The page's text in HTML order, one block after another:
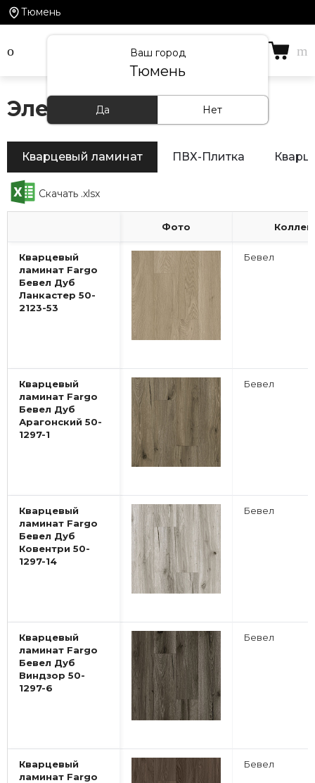
Тюмень
Ваш город
Тюмень
Да Нет
Электронный каталог
Кварцевый ламинат ПВХ-Плитка
Скачать .xlsx
Фото
Кварцевый
ламинат Fargo
Бевел Дуб
Ланкастер 50-
2123-53
Бевел
Кварцевый
ламинат Fargo
Бевел Дуб
Арагонский 50-
1297-1
Бевел
Кварцевый
ламинат Fargo
Бевел Дуб
Ковентри 50-
1297-14
Бевел
Кварцевый
ламинат Fargo
Бевел Дуб
Виндзор 50-
1297-6
Бевел
Кварцевый
ламинат Fargo
Бевел